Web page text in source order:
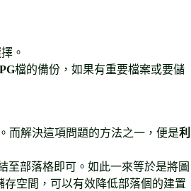
。
檔的備份，如果有重要檔案或要儲
而解決這項問題的方法之一，便是利
至部落格即可。如此一來等於是將圖
空間，可以有效降低部落個的建置